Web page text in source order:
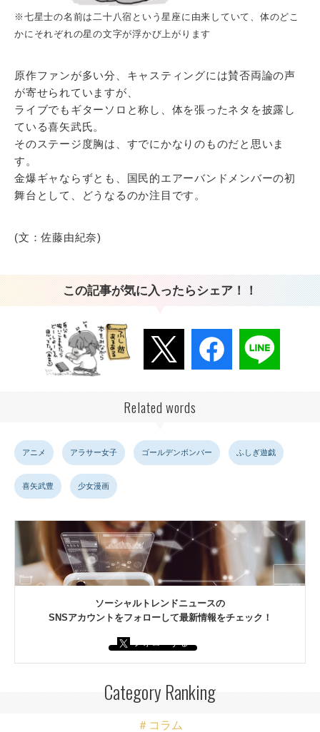
※七星士の名前は二十八宿という星座に由来していて、体のどこ
かにそれぞれの星の文字が浮かび上がります
原作ファンが多い分、キャスティングには賛否両論の声
が寄せられていますが、
ライブでもギターソロと称し、体を張ったネタを披露し
ている喜矢武氏。
そのステージ度胸は、すでにかなりのものだと思いま
す。
金爆ギャならずとも、国民的エアーバンドメンバーの初
舞台として、どうなるのか注目です。
(文：佐藤由紀奈)
この記事が気に入ったらシェア！！
Related words
アニメ アラサー女子 ゴールデンボンバー ふしぎ遊戯
喜矢武豊 少女漫画
ソーシャルトレンドニュースの
SNSアカウントをフォローして最新情報をチェック！
Category Ranking
＃コラム